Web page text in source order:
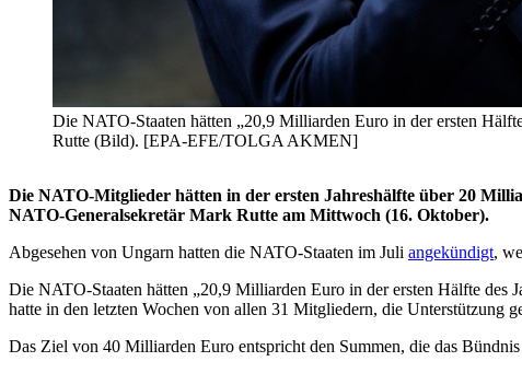
Die NATO-Staaten hätten „20,9 Milliarden Euro in der ersten
Rutte (Bild). [EPA-EFE/TOLGA AKMEN]
Die NATO-Mitglieder hätten in der ersten Jahreshälfte über 20
NATO-Generalsekretär Mark Rutte am Mittwoch (16. Oktober).
Abgesehen von Ungarn hatten die NATO-Staaten im Juli angekündigt,
Die NATO-Staaten hätten „20,9 Milliarden Euro in der ersten Hälfte des
hatte in den letzten Wochen von allen 31 Mitgliedern, die Unterstützung
Das Ziel von 40 Milliarden Euro entspricht den Summen, die das